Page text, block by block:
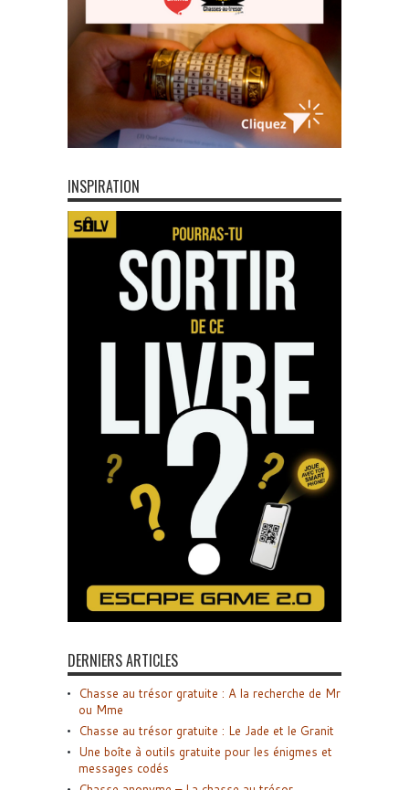
INSPIRATION
DERNIERS ARTICLES
Chasse au trésor gratuite : A la recherche de Mr
ou Mme
Chasse au trésor gratuite : Le Jade et le Granit
Une boîte à outils gratuite pour les énigmes et
messages codés